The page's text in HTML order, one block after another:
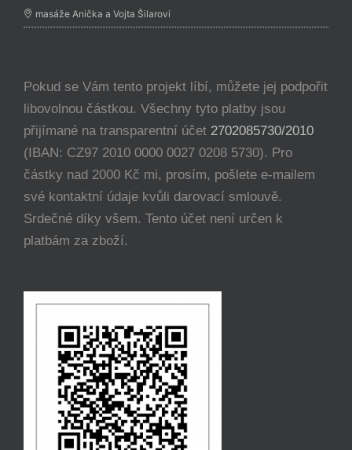
masáže Anička a Vojta Šilarovi
Pokud se Vám tento projekt líbí, můžete jej podpořit
libovolnou částkou. Všechny tyto platby jsou
přijímané na transparentní účet 2702085730/2010
(IBAN: CZ97 2010 0000 0027 0208 5730). Pro
částky nad 2000 Kč mi, prosím, pošlete e-mailem
své kontaktní údaje kvůli darovací smlouvě.
Srdečné díky všem. Tento účet není určen k
platbám za zboží.